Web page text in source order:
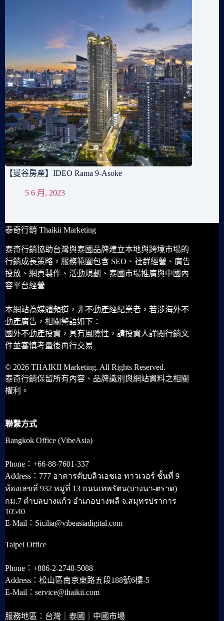
【曼谷房產】IDEO Rama 9-Asoke
5 6 月, 2023
泰奇行銷 Thaikii Marketing
泰奇行銷協助台灣與泰國品牌建立本地與跨境市場的
行銷成長策略，服務範圍包含 SEO、社群經營、廣告
投放、網頁製作、活動規劃、泰國市場推廣與中國內
容平台經營
本網站為媒體頻道，非不動產經紀業者，若涉海外不
動產廣告，相關警語如下：
國外不動產投資，具有風險性，請投資人詳閱行銷文
件並審慎考量後再行交易
© 2026 THAIKII Marketing. All Rights Reserved.
泰奇行銷保留所有內容、品牌識別與網站資料之相關
權利。
聯繫方式
Bangkok Office (VibeAsia)
Phone：+66-88-7601-337
Address：777 อาคารดับบลิวเอชเอ ทาวเวอร์ ชั้นที่ 9
ห้องเลขที่ 932 หมู่ที่ 13 ถนนเทพรัตน(บางนา-ตราด)
กม.7 ตำบลบางแก้ว อำเภอบางพลี จ.สมุทรปราการ
10540
E-Mail：Sicilia@vibeasiadigital.com
Taipei Office
Phone：+886-2-2748-5088
Address：松山區南京東路五段188號6樓-5
E-Mail：service@thaikii.com
服務地區：台灣｜泰國｜中國市場